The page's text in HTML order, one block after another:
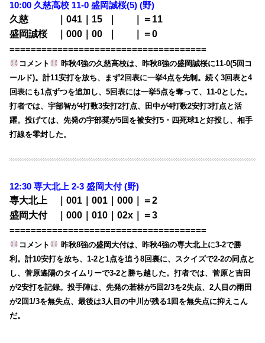
10:00 久慈高校 11-0 盛岡誠桜(5)(野)
久慈 ｜041｜15
｜＝11
盛岡誠桜 ｜000｜00
｜＝0
=====================================
コメント
昨秋4強の久慈高校は、昨秋8強の盛岡誠桜に11-0(5回コ
ールド)。計11安打を放ち、まず2回表に一挙4点を先制。続く3回表と4
回表にも1点ずつを追加し、5回表には一挙5点を奪って、11-0とした。
打者では、宇部智が4打数3安打2打点、田中が4打数2安打3打点と活
躍。投げては、先発の宇部奨が5回を被安打5・四死球1と好投し、相手
打線を零封した。
12:30 専大北上 2-3 盛岡大付 (野)
専大北上 ｜001｜001｜000｜＝2
盛岡大付 ｜000｜010｜02x｜＝3
=====================================
コメント
昨秋8強の盛岡大付は、昨秋4強の専大北上に3-2で勝
利。計10安打を放ち、1-2と1点を追う8回裏に、スクイズで2-2の同点と
し、菅原遙陽のタイムリーで3-2と勝ち越した。打者では、菅原と吉田
が2安打を記録。投手陣は、先発の若林が5回2/3を2失点、2人目の雨田
が2回1/3を無失点、最後は3人目の中川が残る1回を無失点に抑えこん
だ。